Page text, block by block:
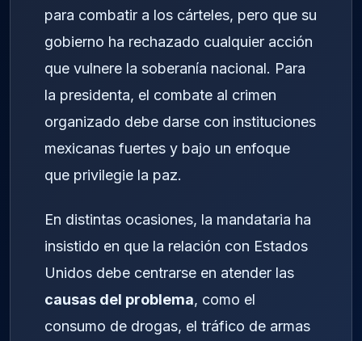
para combatir a los cárteles, pero que su
gobierno ha rechazado cualquier acción
que vulnere la soberanía nacional. Para
la presidenta, el combate al crimen
organizado debe darse con instituciones
mexicanas fuertes y bajo un enfoque
que privilegie la paz.
En distintas ocasiones, la mandataria ha
insistido en que la relación con Estados
Unidos debe centrarse en atender las
causas del problema, como el
consumo de drogas, el tráfico de armas